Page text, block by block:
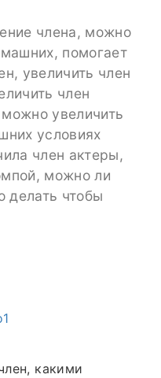
члена, можно
помогает
увеличить член
член
увеличить
условиях
член актеры,
можно ли
делать чтобы
какими